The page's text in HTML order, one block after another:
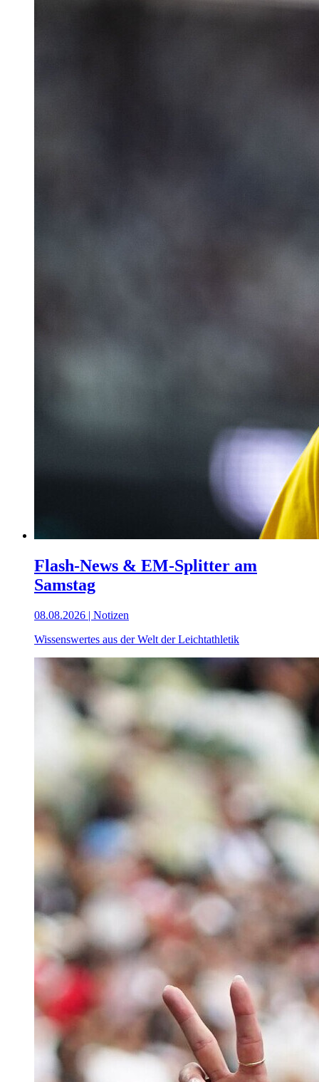
Flash-News & EM-Splitter am
Samstag
08.08.2026 | Notizen
Wissenswertes aus der Welt der Leichtathletik